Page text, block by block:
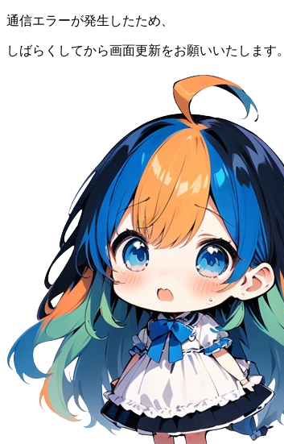
通信エラーが発生したため、
しばらくしてから画面更新をお願いいたします。